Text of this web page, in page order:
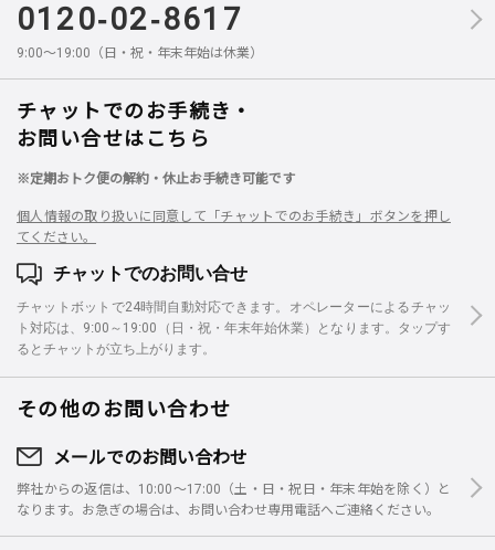
0120-02-8617
9:00～19:00（日・祝・年末年始は休業）
チャットでのお手続き・
お問い合せはこちら
※定期おトク便の解約・休止お手続き可能です
個人情報の取り扱いに同意して「チャットでのお手続き」ボタンを押し
てください。
チャットでのお問い合せ
チャットボットで24時間自動対応できます。オペレーターによるチャッ
ト対応は、9:00～19:00（日・祝・年末年始休業）となります。タップす
るとチャットが立ち上がります。
その他のお問い合わせ
メールでのお問い合わせ
弊社からの返信は、10:00～17:00（土・日・祝日・年末年始を除く）と
なります。お急ぎの場合は、お問い合わせ専用電話へご連絡ください。